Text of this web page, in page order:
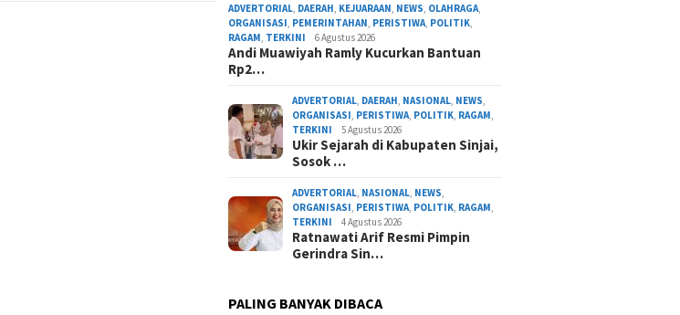
ADVERTORIAL DAERAH KEJUARAAN NEWS OLAHRAGA
ORGANISASI PEMERINTAHAN PERISTIWA POLITIK
RAGAM TERKINI 6 Agustus 2026
Andi Muawiyah Ramly Kucurkan Bantuan
Rp2…
ADVERTORIAL DAERAH NASIONAL NEWS
ORGANISASI PERISTIWA POLITIK RAGAM
TERKINI
5 Agustus 2026
Ukir Sejarah di Kabupaten Sinjai,
Sosok …
ADVERTORIAL NASIONAL NEWS
ORGANISASI PERISTIWA POLITIK RAGAM
TERKINI
4 Agustus 2026
Ratnawati Arif Resmi Pimpin
Gerindra Sin…
PALING BANYAK DIBACA